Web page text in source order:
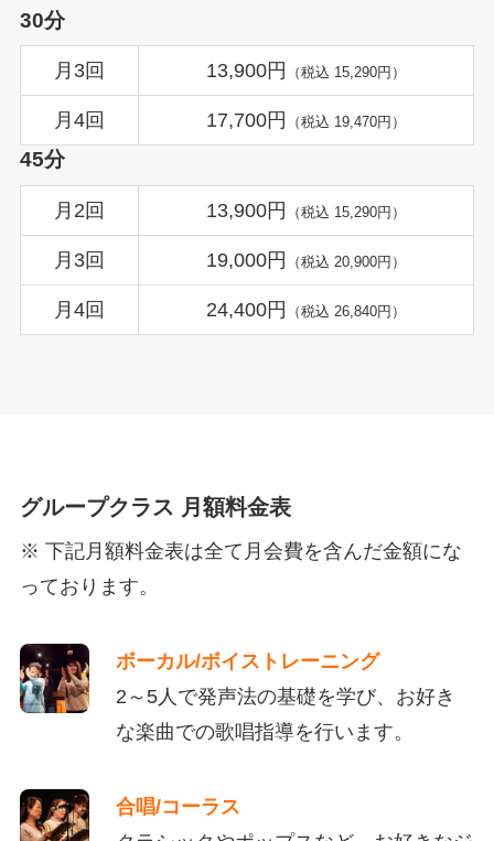
30分
月3回 13,900円 （税込 15,290円）
月4回 17,700円 （税込 19,470円）
45分
月2回 13,900円 （税込 15,290円）
月3回 19,000円 （税込 20,900円）
月4回 24,400円 （税込 26,840円）
グループクラス 月額料金表
※ 下記月額料金表は全て月会費を含んだ金額にな
っております。
ボーカル/ボイストレーニング
2～5人で発声法の基礎を学び、お好き
な楽曲での歌唱指導を行います。
合唱/コーラス